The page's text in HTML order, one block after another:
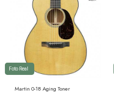
Martin 0-18 Aging Toner
Foto Real